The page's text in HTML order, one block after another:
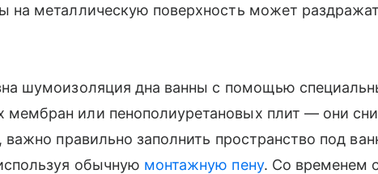
на металлическую поверхность может
шумоизоляция дна ванны с помощью
или пенополиуретановых плит — они
правильно заполнить пространство под
обычную монтажную пену. Со временем